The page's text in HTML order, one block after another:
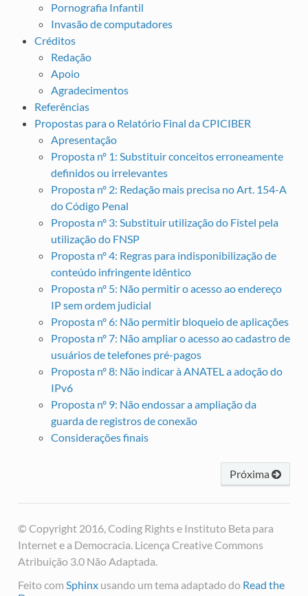
Pornografia Infantil
Invasão de computadores
Créditos
Redação
Apoio
Agradecimentos
Referências
Propostas para o Relatório Final da CPICIBER
Apresentação
Proposta nº 1: Substituir conceitos erroneamente
definidos ou irrelevantes
Proposta nº 2: Redação mais precisa no Art. 154-A
do Código Penal
Proposta nº 3: Substituir utilização do Fistel pela
utilização do FNSP
Proposta nº 4: Regras para indisponibilização de
conteúdo infringente idêntico
Proposta nº 5: Não permitir o acesso ao endereço
IP sem ordem judicial
Proposta nº 6: Não permitir bloqueio de aplicações
Proposta nº 7: Não ampliar o acesso ao cadastro de
usuários de telefones pré-pagos
Proposta nº 8: Não indicar à ANATEL a adoção do
IPv6
Proposta nº 9: Não endossar a ampliação da
guarda de registros de conexão
Considerações finais
Próxima
© Copyright 2016, Coding Rights e Instituto Beta para
Internet e a Democracia. Licença Creative Commons
Atribuição 3.0 Não Adaptada.
Feito com Sphinxusando um tema adaptado do Read the